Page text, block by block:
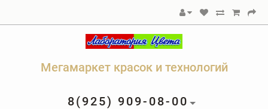
Мегамаркет красок и технологий
8(925) 909-08-00